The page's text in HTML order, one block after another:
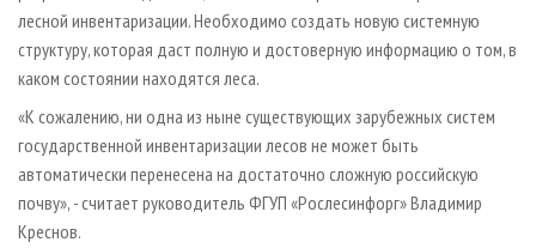
лесной инвентаризации. Необходимо создать новую системную
структуру, которая даст полную и достоверную информацию о том, в
каком состоянии находятся леса.
«К сожалению, ни одна из ныне существующих зарубежных систем
государственной инвентаризации лесов не может быть
автоматически перенесена на достаточно сложную российскую
почву», - считает руководитель ФГУП «Рослесинфорг» Владимир
Креснов.